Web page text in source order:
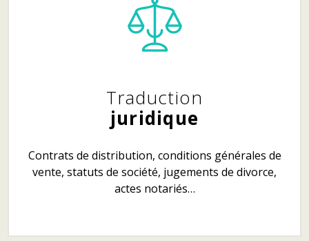
Traduction
juridique
Contrats de distribution, conditions générales de
vente, statuts de société, jugements de divorce,
actes notariés…